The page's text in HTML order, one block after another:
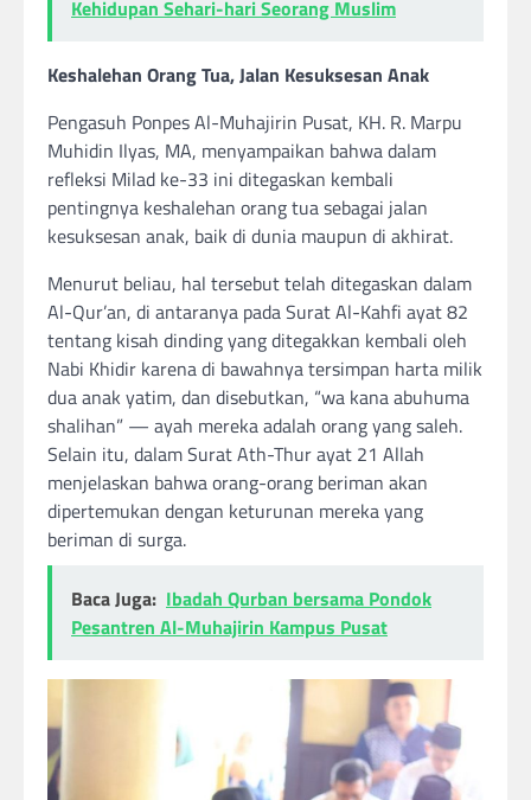
Kehidupan Sehari-hari Seorang Muslim
Keshalehan Orang Tua, Jalan Kesuksesan Anak
Pengasuh Ponpes Al-Muhajirin Pusat, KH. R. Marpu
Muhidin Ilyas, MA, menyampaikan bahwa dalam
refleksi Milad ke-33 ini ditegaskan kembali
pentingnya keshalehan orang tua sebagai jalan
kesuksesan anak, baik di dunia maupun di akhirat.
Menurut beliau, hal tersebut telah ditegaskan dalam
Al-Qur’an, di antaranya pada Surat Al-Kahfi ayat 82
tentang kisah dinding yang ditegakkan kembali oleh
Nabi Khidir karena di bawahnya tersimpan harta milik
dua anak yatim, dan disebutkan, “wa kana abuhuma
shalihan” — ayah mereka adalah orang yang saleh.
Selain itu, dalam Surat Ath-Thur ayat 21 Allah
menjelaskan bahwa orang-orang beriman akan
dipertemukan dengan keturunan mereka yang
beriman di surga.
Baca Juga: Ibadah Qurban bersama Pondok
Pesantren Al-Muhajirin Kampus Pusat